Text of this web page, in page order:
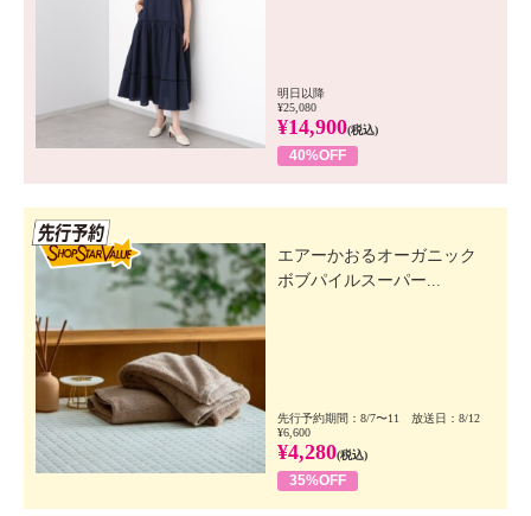
明日以降
¥25,080
¥14,900(税込)
40%OFF
エアーかおるオーガニック
ボブパイルスーパー...
先行予約期間：8/7〜11 放送日：8/12
¥6,600
¥4,280(税込)
35%OFF